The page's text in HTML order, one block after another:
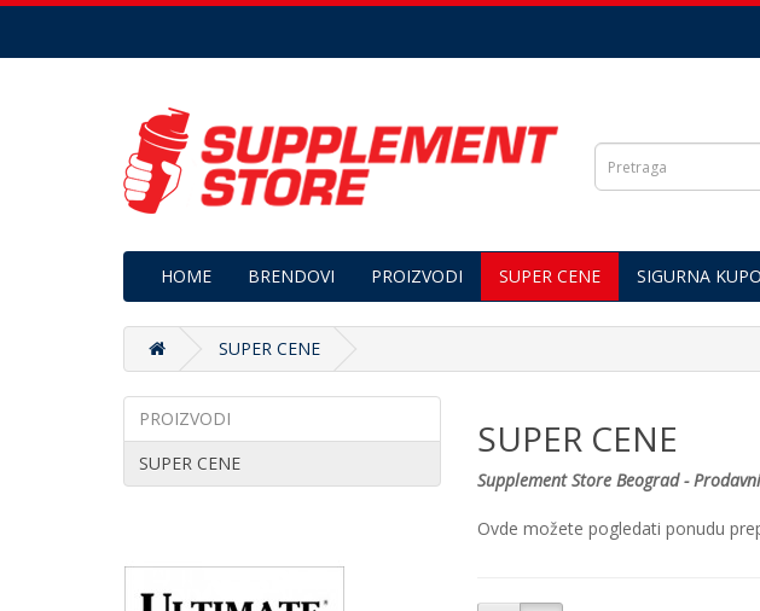
HOME BRENDOVI PROIZVODI SUPER CENE SIGURNA
SUPER CENE
PROIZVODI
SUPER CENE
SUPER CENE
Supplement Store Beograd -
Ovde možete pogledati ponudu